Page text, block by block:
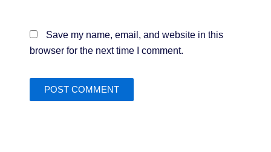
Save my name, email, and website in this
browser for the next time I comment.